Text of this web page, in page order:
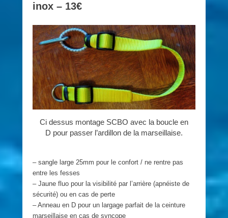
inox – 13€
Ci dessus montage SCBO avec la boucle en
D pour passer l’ardillon de la marseillaise.
– sangle large 25mm pour le confort / ne rentre pas
entre les fesses
– Jaune fluo pour la visibilité par l’arrière (apnéiste de
sécurité) ou en cas de perte
– Anneau en D pour un largage parfait de la ceinture
marseillaise en cas de syncope